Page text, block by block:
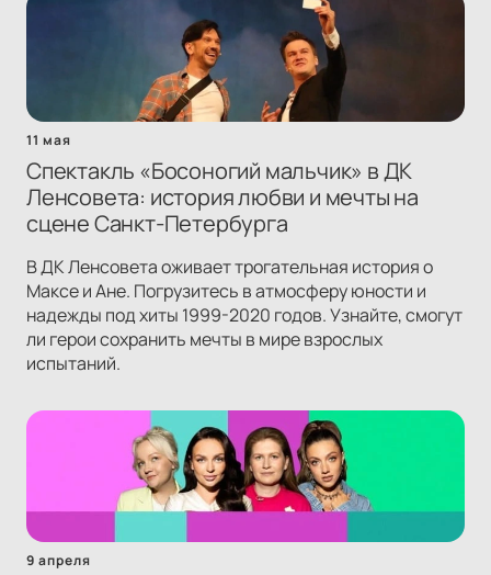
11 мая
Спектакль «Босоногий мальчик» в ДК
Ленсовета: история любви и мечты на
сцене Санкт-Петербурга
В ДК Ленсовета оживает трогательная история о
Максе и Ане. Погрузитесь в атмосферу юности и
надежды под хиты 1999-2020 годов. Узнайте, смогут
ли герои сохранить мечты в мире взрослых
испытаний.
9 апреля